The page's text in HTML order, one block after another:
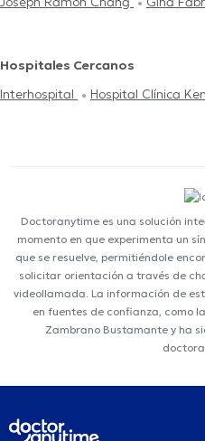
Hospitales Cercanos
Interhospital
Hospital Clínica
Doctoranytime es una solución
momento en que experimenta un
que se resuelve, permitiéndole
solicitar orientación a través de
videollamada. La información de
en fuentes de confianza, como
Zambrano Bustamante y ha